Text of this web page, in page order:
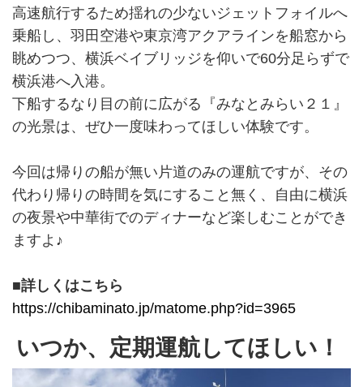
高速航行するため揺れの少ないジェットフォイルへ
乗船し、羽田空港や東京湾アクアラインを船窓から
眺めつつ、横浜ベイブリッジを仰いで60分足らずで
横浜港へ入港。
下船するなり目の前に広がる『みなとみらい２１』
の光景は、ぜひ一度味わってほしい体験です。
今回は帰りの船が無い片道のみの運航ですが、その
代わり帰りの時間を気にすること無く、自由に横浜
の夜景や中華街でのディナーなど楽しむことができ
ますよ♪
■詳しくはこちら
https://chibaminato.jp/matome.php?id=3965
いつか、定期運航してほしい！